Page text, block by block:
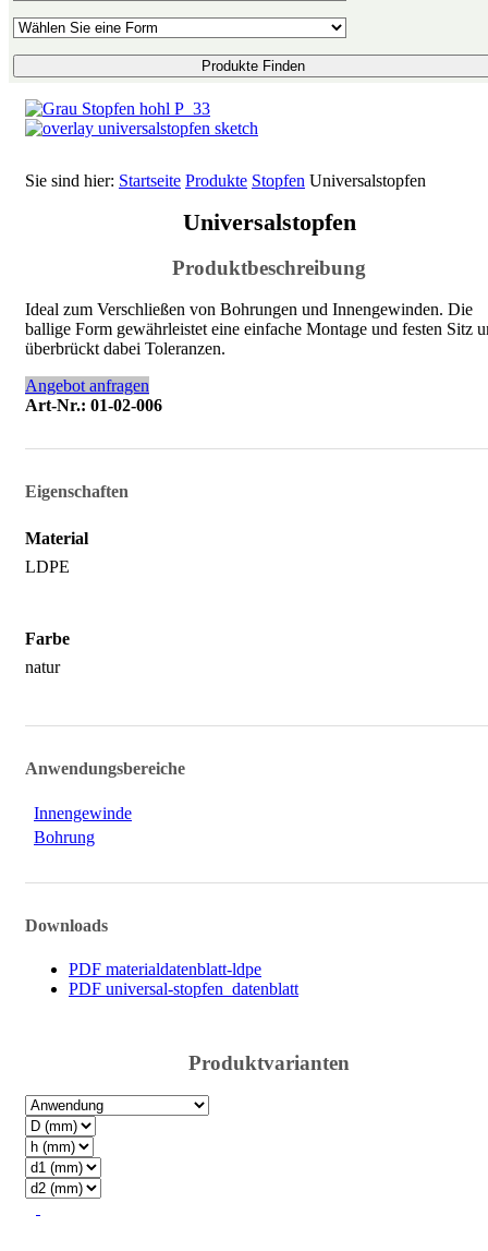
Produkte Finden
Sie sind hier: Startseite Produkte Stopfen Universalstopfen
Universalstopfen
Produktbeschreibung
Ideal zum Verschließen von Bohrungen und Innengewinden. Die
ballige Form gewährleistet eine einfache Montage und festen Sitz
überbrückt dabei Toleranzen.
Angebot anfragen
Art-Nr.: 01-02-006
Eigenschaften
Material
LDPE
Farbe
natur
Anwendungsbereiche
Innengewinde
Bohrung
Downloads
PDF materialdatenblatt-ldpe
PDF universal-stopfen_datenblatt
Produktvarianten